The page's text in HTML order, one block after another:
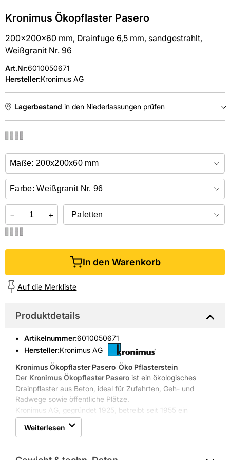
Kronimus Ökopflaster Pasero
200x200x60 mm, Drainfuge 6,5 mm, sandgestrahlt,
Weißgranit Nr. 96
Art.Nr:6010050671
Hersteller:Kronimus AG
Lagerbestand in den Niederlassungen prüfen
Online kaufen &kostenlos
− +
In den Warenkorb
Auf die Merkliste
Produktdetails
Artikelnummer:6010050671
Hersteller:Kronimus AG
Kronimus Ökopflaster Pasero  Öko Pflasterstein
Der Kronimus Ökopflaster Pasero ist ein ökologisches
Drainpflaster aus Beton, ideal für Zufahrten, Geh- und
Radwege sowie öffentliche Plätze.
Kronimus AG, gegründet 1925, betreibt seit 1955 ein
Betonsteinwerk und bietet Pflaster, Platten und Bordsteine
aus eigener Produktion.
Weiterlesen